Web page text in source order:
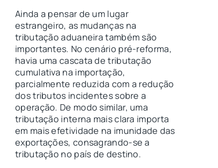
Ainda a pensar de um lugar
estrangeiro, as mudanças na
tributação aduaneira também são
importantes. No cenário pré-reforma,
havia uma cascata de tributação
cumulativa na importação,
parcialmente reduzida com a redução
dos tributos incidentes sobre a
operação. De modo similar, uma
tributação interna mais clara importa
em mais efetividade na imunidade das
exportações, consagrando-se a
tributação no país de destino.